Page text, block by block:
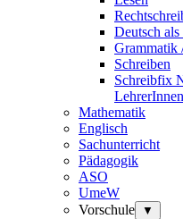
Deutsch
Grammatik
Schreiben
Schreibfix
LehrerInnen
Mathematik
Englisch
Sachunterricht
Pädagogik
ASO
UmeW
Vorschule
▼